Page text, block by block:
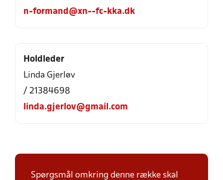
n-formand@xn--fc-kka.dk
Holdleder
Linda Gjerløv
/ 21384698
linda.gjerlov@gmail.com
Spørgsmål omkring denne række skal